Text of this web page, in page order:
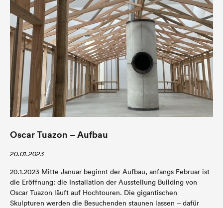
Oscar Tuazon – Aufbau
20.01.2023
20.1.2023 Mitte Januar beginnt der Aufbau, anfangs Februar ist
die Eröffnung: die Installation der Ausstellung Building von
Oscar Tuazon läuft auf Hochtouren. Die gigantischen
Skulpturen werden die Besuchenden staunen lassen – dafür